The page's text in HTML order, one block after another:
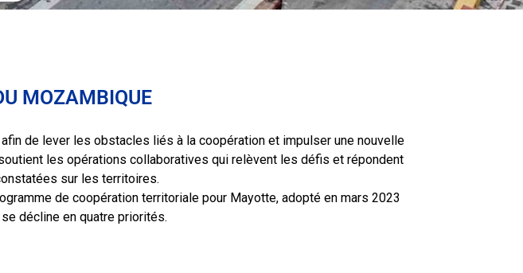
MOZAMBIQUE
de lever les obstacles liés à la coopération et impulser une nouvelle
les opérations collaboratives qui relèvent les défis et répondent
sur les territoires.
de coopération territoriale pour Mayotte, adopté en mars 2023
décline en quatre priorités.